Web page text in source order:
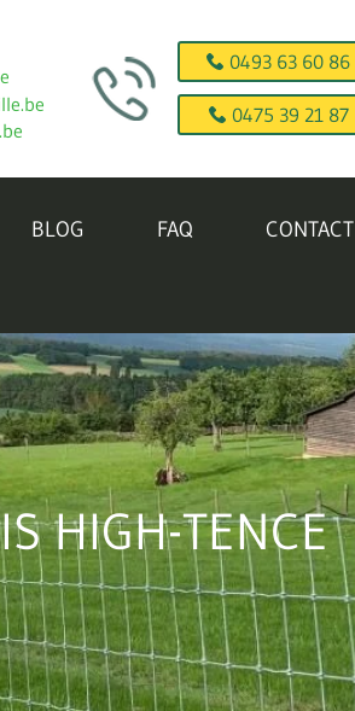
0493 63 60 86
0475 39 21 87
BLOG FAQ CONTACT
HIGH-TENCE